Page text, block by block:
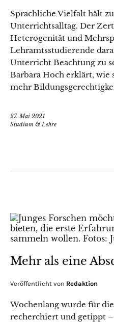
Sprachliche Vielfalt hält
Unterrichtsalltag. Der
Heterogenität und
Lehramtsstudierende
Unterricht Beachtung zu
Barbara Hoch erklärt, wie
mehr
27. Mai 2021
Studium & Lehre
Mehr als eine
Veröffentlicht von Redaktion
Wochenlang wurde für
recherchiert und getippt